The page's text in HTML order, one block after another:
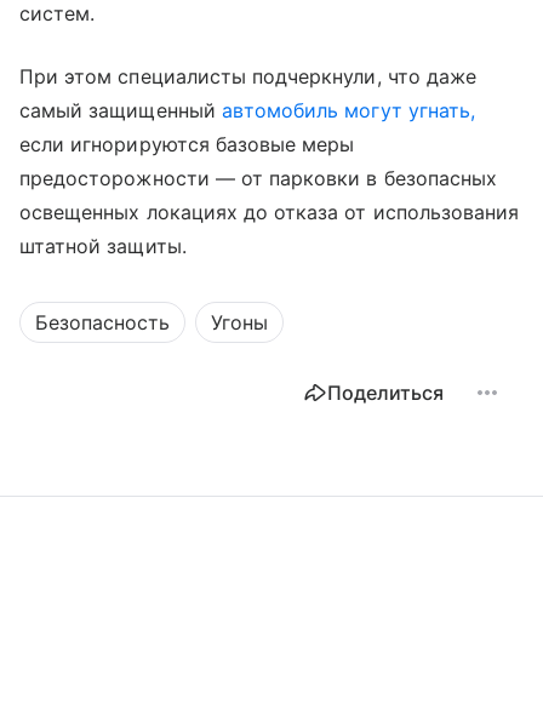
систем.
При этом специалисты подчеркнули, что даже
самый защищенный автомобиль могут угнать,
если игнорируются базовые меры
предосторожности — от парковки в безопасных
освещенных локациях до отказа от использования
штатной защиты.
Безопасность Угоны
Поделиться